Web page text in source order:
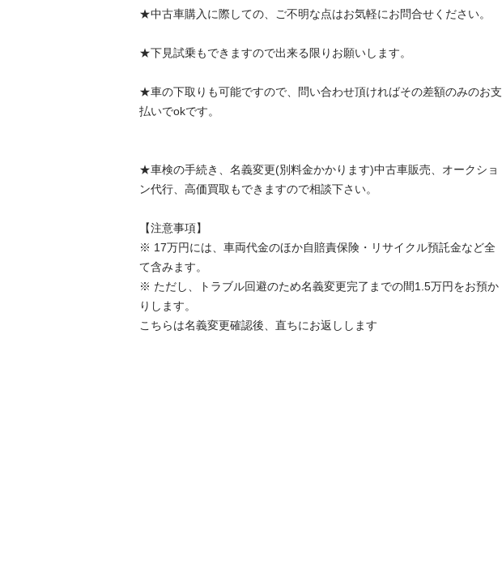
★中古車購入に際しての、ご不明な点はお気軽にお問合せください。
★下見試乗もできますので出来る限りお願いします。
★車の下取りも可能ですので、問い合わせ頂ければその差額のみのお支
払いでokです。
★車検の手続き、名義変更(別料金かかります)中古車販売、オークショ
ン代行、高価買取もできますので相談下さい。
【注意事項】
※ 17万円には、車両代金のほか自賠責保険・リサイクル預託金など全
て含みます。
※ ただし、トラブル回避のため名義変更完了までの間1.5万円をお預か
りします。
こちらは名義変更確認後、直ちにお返しします